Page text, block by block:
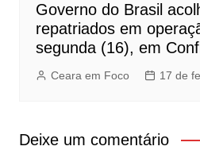
Governo do Brasil
repatriados em
segunda (16), em
Ceara em Foco 17 de
Deixe um comentário